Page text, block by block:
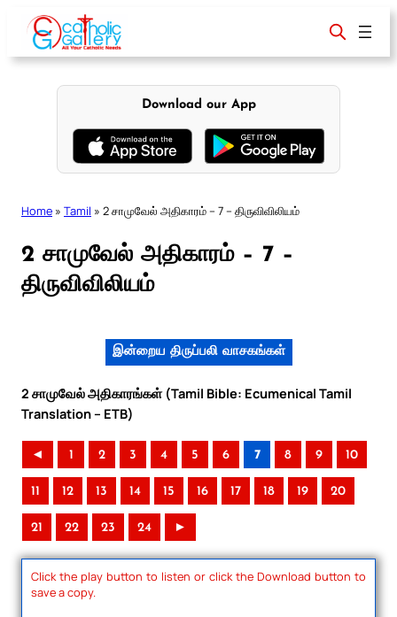
content
Download our App
Home » Tamil » 2 சாமுவேல் அதிகாரம் – 7 – திருவிவிலியம்
2 சாமுவேல் அதிகாரம் – 7 –
திருவிவிலியம்
இன்றைய திருப்பலி வாசகங்கள்
2 சாமுவேல் அதிகாரங்கள் (Tamil Bible: Ecumenical Tamil
Translation – ETB)
◄ 1 2 3 4 5 6 7 8 9 10
11 12 13 14 15 16 17 18 19 20
21 22 23 24 ►
Click the play button to listen or click the Download button to
save a copy.